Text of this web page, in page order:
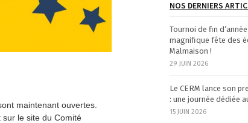
maintenant ouvertes.
sur le site du Comité
NOS DERNIERS
Tournoi de fin
magnifique fête des
Malmaison !
29 JUIN 2026
Le CERM lance son
: une journée dédiée
15 JUIN 2026